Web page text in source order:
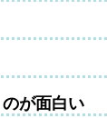
が面白い